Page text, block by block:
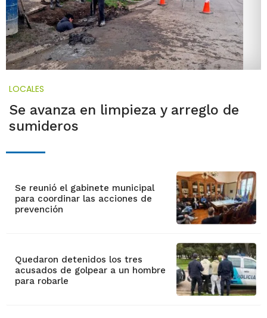
LOCALES
Se avanza en limpieza y arreglo de
sumideros
Se reunió el gabinete municipal
para coordinar las acciones de
prevención
Quedaron detenidos los tres
acusados de golpear a un hombre
para robarle